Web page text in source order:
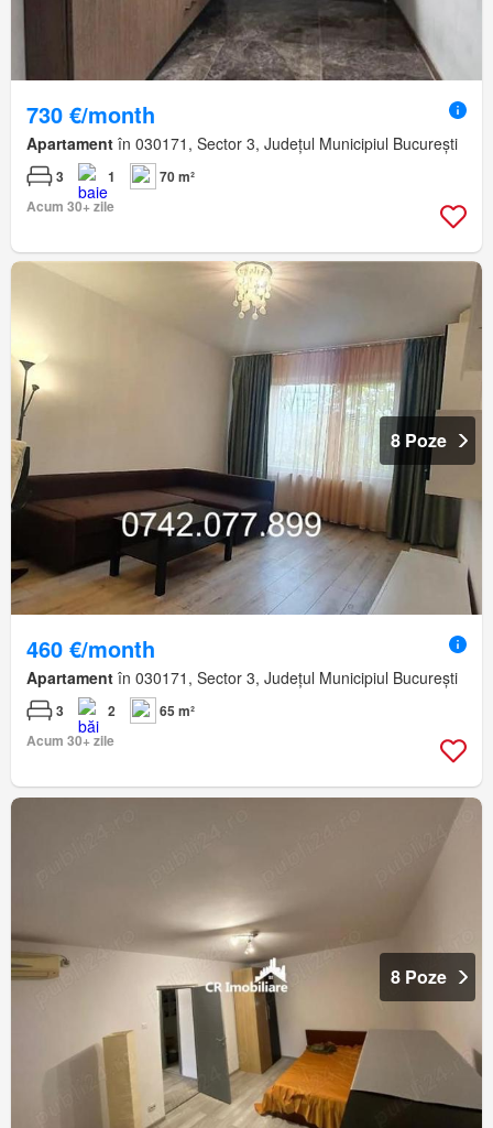
730 €/month
Apartament în 030171, Sector 3, Județul Municipiul București
3 1
70 m²
Acum 30+ zile
8 Poze
460 €/month
Apartament în 030171, Sector 3, Județul Municipiul București
3 2
65 m²
Acum 30+ zile
8 Poze